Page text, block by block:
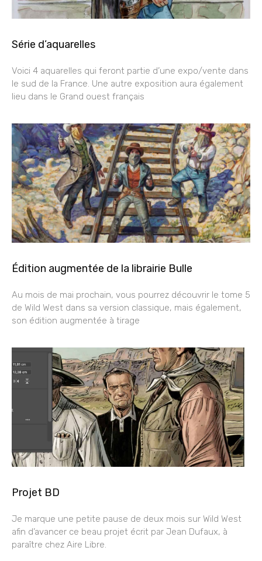
Série d’aquarelles
Voici 4 aquarelles qui feront partie d’une expo/vente dans
le sud de la France. Une autre exposition aura également
lieu dans le Grand ouest français
Édition augmentée de la librairie Bulle
Au mois de mai prochain, vous pourrez découvrir le tome 5
de Wild West dans sa version classique, mais également,
son édition augmentée à tirage
Projet BD
Je marque une petite pause de deux mois sur Wild West
afin d’avancer ce beau projet écrit par Jean Dufaux, à
paraître chez Aire Libre.